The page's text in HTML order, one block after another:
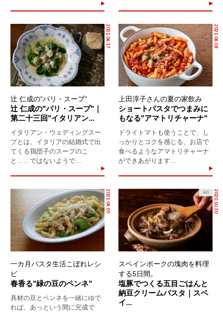
2021.06.17
辻 仁成の“パリ・スープ”
辻 仁成の"パリ・スープ"｜
第二十三回"イタリアン...
イタリアン・ウェディングスー
プとは、イタリアの結婚式で出
てくる鶏団子のスープのこ
と……ではないようで...
2021.06.08
上田淳子さんの夏の家飲み
ショートパスタでつまみに
もなる"アマトリチャーナ"
ドライトマトも使うことで、し
っかりとコクを感じる、お店で
食べるようなアマトリチャーナ
ができあがります...
2021.04.05
一カ月パスタ生活こぼれレシ
ピ
春香る"緑の豆のペンネ"
具材の豆とペンネを一緒にゆで
れば、あっという間に完成で
2020.10.30
AD
スペインポークの塊肉を料理
する5日間。
塩豚でつくる五目ごはんと
納豆クリームパスタ｜スペ
イ...